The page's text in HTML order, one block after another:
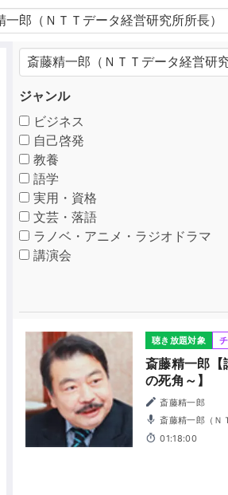
ジャンル
ビジネス
自己啓発
教養
語学
実用・資格
文芸・落語
ラノベ・アニメ・ラジオドラマ
講演会
聴き放題対象
斎藤精一郎【
の死角～】
斎藤精一郎
斎藤精一郎（Ｎ
01:18:00